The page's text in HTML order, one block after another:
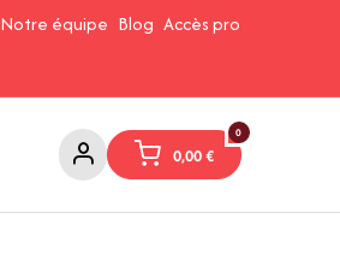
Notre équipe Blog Accès pro
0
0,00€